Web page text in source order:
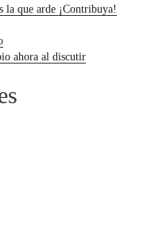
la que arde ¡Contribuya!
ahora al discutir